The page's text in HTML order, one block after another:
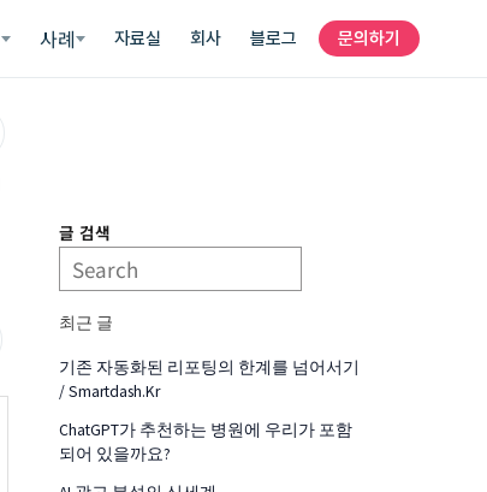
사례 자료실 회사 블로그 문의하기
글 검색
최근 글
기존 자동화된 리포팅의 한계를 넘어서기
/ Smartdash.kr
ChatGPT가 추천하는 병원에 우리가 포함
되어 있을까요?